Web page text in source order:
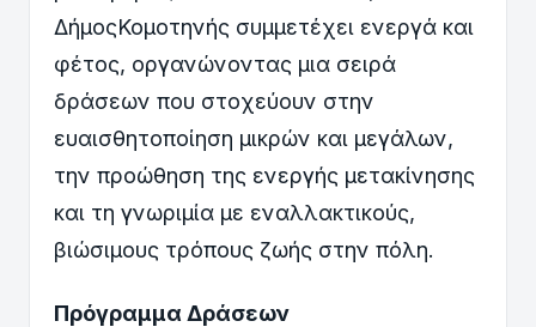
ΔήμοςΚομοτηνής συμμετέχει ενεργά και
φέτος, οργανώνοντας μια σειρά
δράσεων που στοχεύουν στην
ευαισθητοποίηση μικρών και μεγάλων,
την προώθηση της ενεργής μετακίνησης
και τη γνωριμία με εναλλακτικούς,
βιώσιμους τρόπους ζωής στην πόλη.
Πρόγραμμα Δράσεων